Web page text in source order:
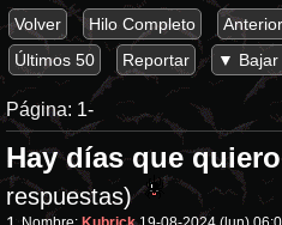
Volver Hilo Completo
Últimos 50
Reportar ▼
Página: 1-
Hay días que
respuestas)